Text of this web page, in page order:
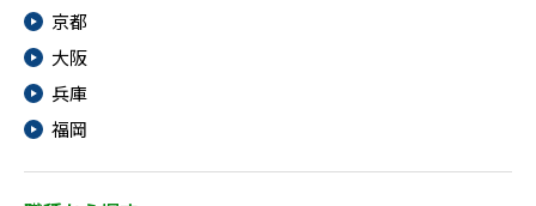
京都
大阪
兵庫
福岡
ソーシャルファームサービス
しいたけ生産で実現する
新しい障害者雇用支援サービス